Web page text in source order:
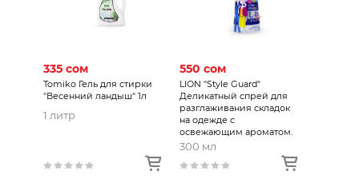
335 сом
Tomiko Гель для стирки
"Весенний ландыш" 1л
1 литр
550 сом
LION "Style Guard"
Деликатный спрей для
разглаживания складок
на одежде с
освежающим ароматом.
300 мл